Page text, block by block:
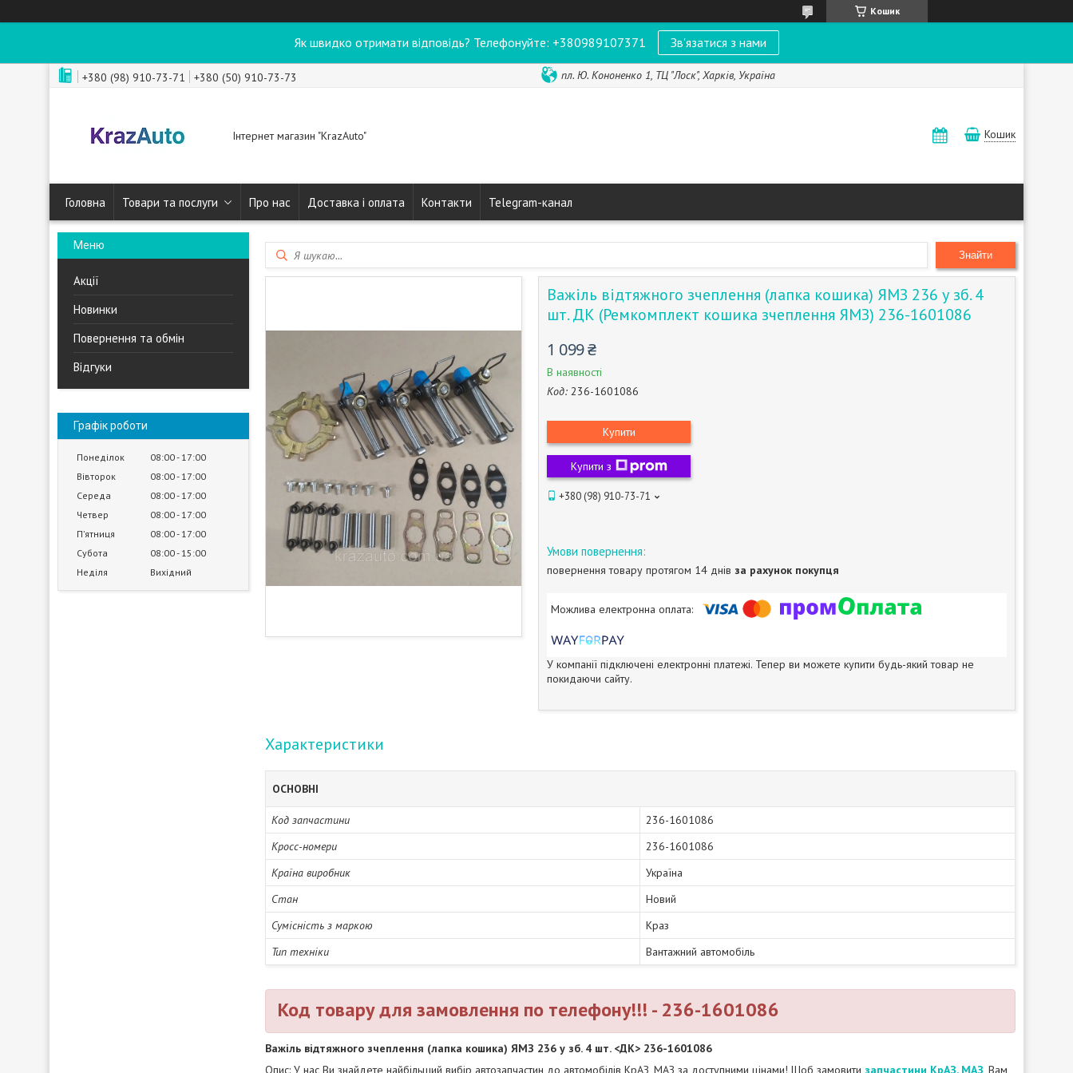
Кошик
Як швидко отримати відповідь? Телефонуйте: +380989107371 Зв'язатися з нами
+380 (98) 910-73-71 +380 (50) 910-73-73 пл. Ю. Кононенко 1, ТЦ "Лоск", Харків, Україна
Інтернет магазин "KrazAuto" Кошик
Головна Товари та послуги Про нас Доставка і оплата Контакти Telegram-канал
Акції
Новинки
Повернення та обмін
Відгуки
Графік роботи
Понеділок 08:00 17:00
Вівторок
08:00 17:00
Середа
08:00 17:00
Четвер
08:00 17:00
Пʼятниця
08:00 17:00
Субота
08:00 15:00
Неділя
Вихідний
Знайти
Важіль відтяжного зчеплення (лапка кошика) ЯМЗ 236 у зб. 4
шт. ДК (Ремкомплект кошика зчеплення ЯМЗ) 236-1601086
1 099 ₴
В наявності
Код: 236-1601086
Купити
Купити з
+380 (98) 910-73-71
повернення товару протягом 14 днів за рахунок покупця
У компанії підключені електронні платежі. Тепер ви можете купити будь-який товар не
покидаючи сайту.
Характеристики
ОСНОВНІ
Код запчастини
236-1601086
Кросс-номери
236-1601086
Країна виробник
Україна
Стан
Новий
Сумісність з маркою
Краз
Тип техніки
Вантажний автомобіль
Код товару для замовлення по телефону!!! - 236-1601086
Важіль відтяжного зчеплення (лапка кошика) ЯМЗ 236 у зб. 4 шт. <ДК> 236-1601086
Опис: У нас Ви знайдете найбільший вибір автозапчастин до автомобілів КрАЗ, МАЗ за доступними цінами! Щоб замовити запчастини КрАЗ, МАЗ , Вам